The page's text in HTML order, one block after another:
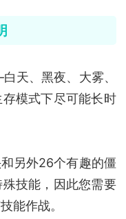
天、黑夜、大雾、
模式下尽可能长时
另外26个有趣的僵
技能，因此您需要
能作战。